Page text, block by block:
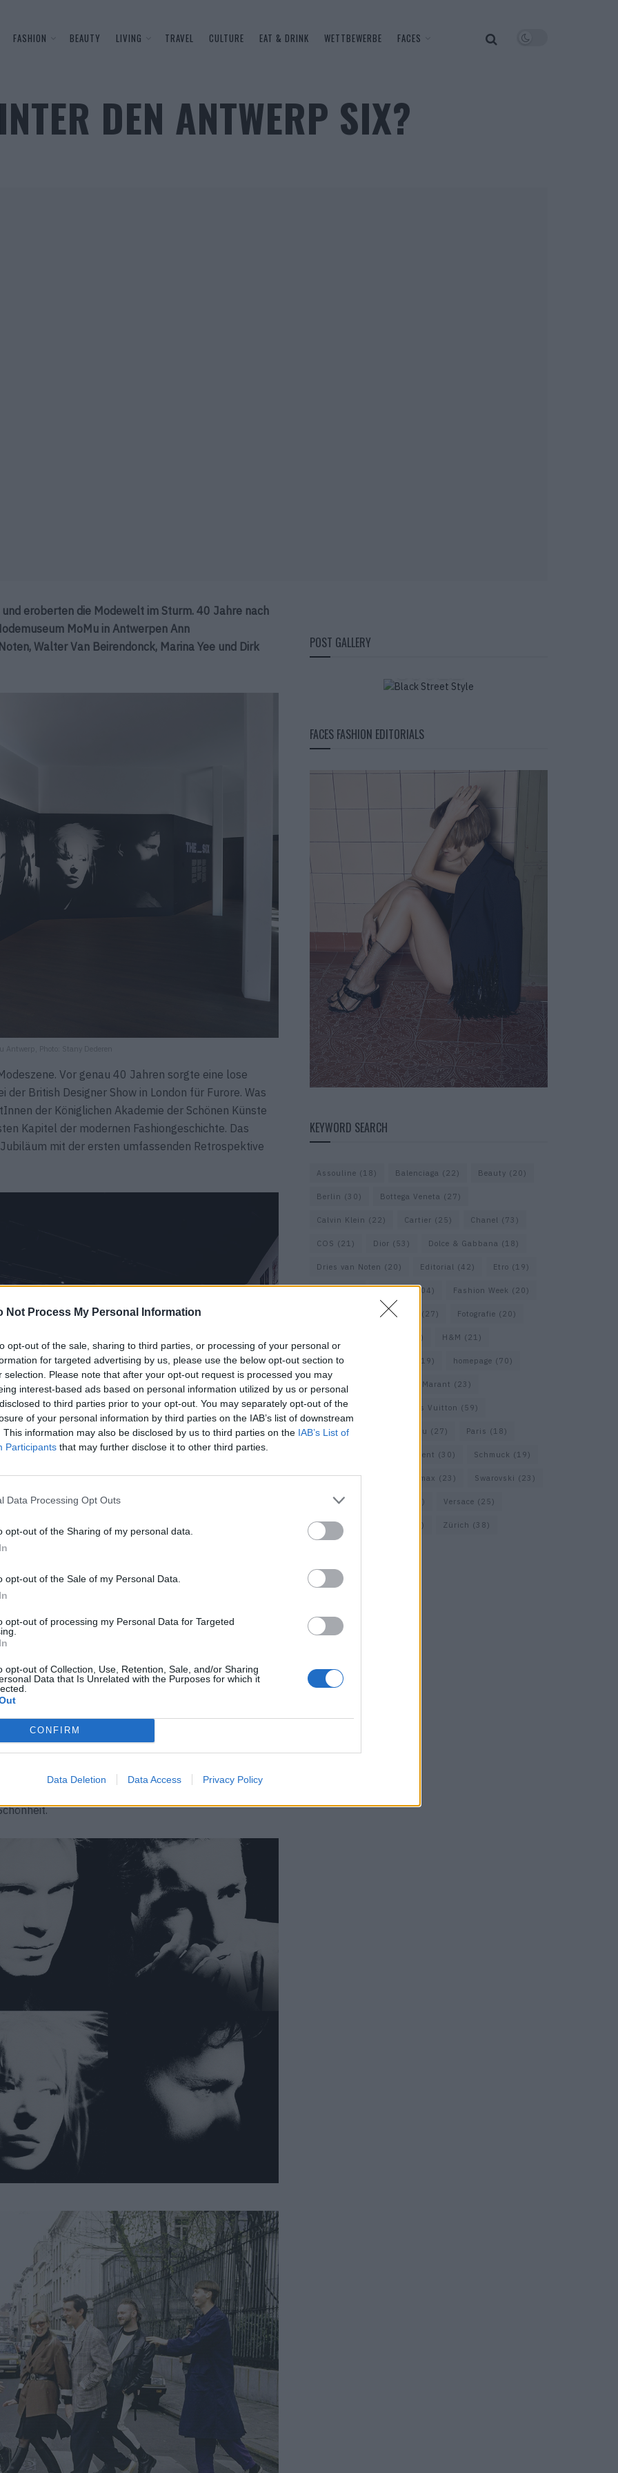
Not Process My Personal Information
opt-out of the sale, sharing to third parties, or processing of your personal or
for targeted advertising by us, please use the below opt-out section to
selection. Please note that after your opt-out request is processed you may
interest-based ads based on personal information utilized by us or personal
to third parties prior to your opt-out. You may separately opt-out of the
of your personal information by third parties on the IAB’s list of downstream
This information may also be disclosed by us to third parties on the IAB’s List of
Participants that may further disclose it to other third parties.
Data Processing Opt Outs
opt-out of the Sharing of my personal data.
opt-out of the Sale of my Personal Data.
opt-out of processing my Personal Data for Targeted
opt-out of Collection, Use, Retention, Sale, and/or Sharing
Data that Is Unrelated with the Purposes for which it
CONFIRM
Data Deletion Data Access Privacy Policy
FASHION BEAUTY LIVING TRAVEL CULTURE EAT & DRINK WETTBEWERBE FACES
DEN ANTWERP SIX?
eroberten die Modewelt im Sturm. 40 Jahre nach
MoMu in Antwerpen Ann
Walter Van Beirendonck, Marina Yee und Dirk
Photo: Stany Dederen
Vor genau 40 Jahren sorgte eine lose
British Designer Show in London für Furore. Was
der Königlichen Akademie der Schönen Künste
Kapitel der modernen Fashiongeschichte. Das
mit der ersten umfassenden Retrospektive
2026, © MoMu Antwerp, Photo: Stany Dederen
will, muss ins Antwerpen der späten 1970er
Malcolm McLaren in London zeigen, wie
sich in der Scheldestadt eine pulsierende,
Häusern treffen Punks auf New Romantics,
sie alle lassen es freilich bunt zugehen. So auch im
die zukünftigen Antwerp Six Stammgäste sind. In
Walter Van Beirendonck, Dries Van
der Königlichen Akademie in Antwerpen.
mit der traditionellen Modeauffassung ihrer
experimentellere Ausbildung. Heute versteht
Mode”, bei der die Idee hinter einem
POST GALLERYBLACK STREET
FACES FASHION EDITORIALS
KEYWORD SEARCH
Assouline (18) Balenciaga (22) Beauty (20)
Berlin (30) Bottega Veneta (27)
Calvin Klein (22) Cartier (25) Chanel (73)
COS (21) Dior (53) Dolce & Gabbana (18)
Dries van Noten (20) Editorial (42) Etro (19)
(104) Fashion Week (20)
Ferragamo (27) Fotografie (20)
(17) H&M (21)
Hermes (19) homepage (70)
Interview Isabel Marant (23)
Jimmy Choo Louis Vuitton (59)
Max Mara Miu Miu (27) Paris (18)
Saint Laurent (30) Schmuck (19)
Short Trip(29) Sportmax (23) Swarovski (23)
Travel(22) (33) Versace (25)
Wolford (18) Zürich (38)